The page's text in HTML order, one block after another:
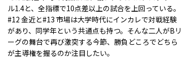
ル1.4と、全指標で10点差以上の試合を上回っている。
#12 金近と#13 市場は大学時代にインカレで対戦経験
があり、同学年という共通点も持つ。そんな二人がBリ
ーグの舞台で再び激突する今節、勝負どころでどちら
が主導権を握るのか注目したい。